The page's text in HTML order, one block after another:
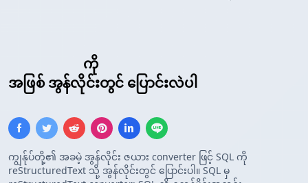
ကို
အဖြစ် အွန်လိုင်းတွင် ပြောင်းလဲပါ
ကျွန်ုပ်တို့၏ အခမဲ့ အွန်လိုင်း ဇယား converter ဖြင့် SQL ကို
reStructuredText သို့ အွန်လိုင်းတွင် ပြောင်းပါ။ SQL မှ